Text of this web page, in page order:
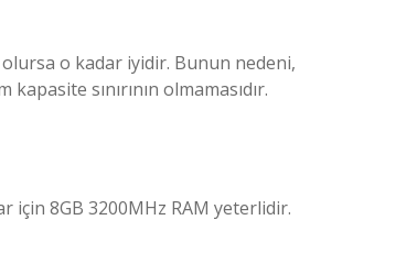
olursa o kadar iyidir. Bunun nedeni,
sınırının olmamasıdır.
için 8GB 3200MHz RAM yeterlidir.